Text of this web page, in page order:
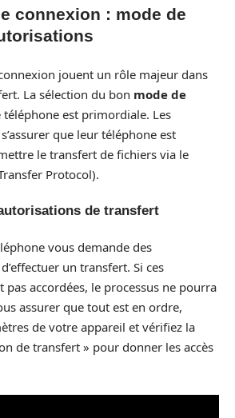
connexion : mode de
jouent un rôle majeur dans
La sélection du bon mode de
est primordiale. Les
que leur téléphone est
le transfert de fichiers via le
Protocol).
de transfert
vous demande des
un transfert. Si ces
pas accordées, le processus ne pourra
assurer que tout est en ordre,
de votre appareil et vérifiez la
de transfert » pour donner les accès